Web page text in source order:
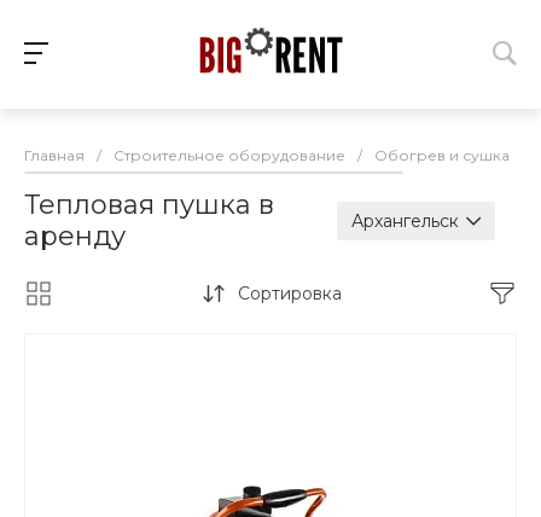
Главная / Строительное оборудование / Обогрев и сушка
Тепловая пушка в
аренду
Архангельск
Сортировка